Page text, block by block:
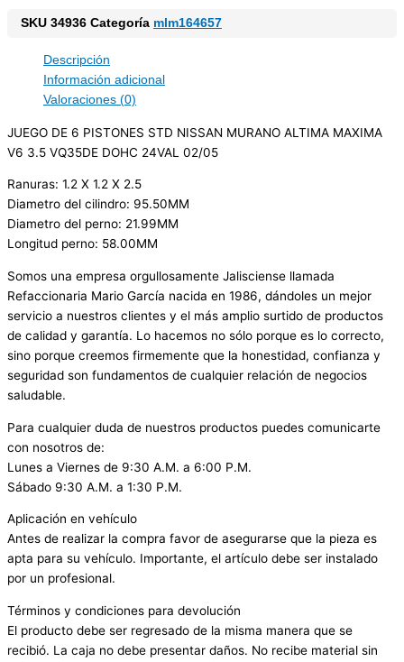
SKU 34936 Categoría mlm164657
Descripción
Información adicional
Valoraciones (0)
JUEGO DE 6 PISTONES STD NISSAN MURANO ALTIMA MAXIMA
V6 3.5 VQ35DE DOHC 24VAL 02/05
Ranuras: 1.2 X 1.2 X 2.5
Diametro del cilindro: 95.50MM
Diametro del perno: 21.99MM
Longitud perno: 58.00MM
Somos una empresa orgullosamente Jalisciense llamada
Refaccionaria Mario García nacida en 1986, dándoles un mejor
servicio a nuestros clientes y el más amplio surtido de productos
de calidad y garantía. Lo hacemos no sólo porque es lo correcto,
sino porque creemos firmemente que la honestidad, confianza y
seguridad son fundamentos de cualquier relación de negocios
saludable.
Para cualquier duda de nuestros productos puedes comunicarte
con nosotros de:
Lunes a Viernes de 9:30 A.M. a 6:00 P.M.
Sábado 9:30 A.M. a 1:30 P.M.
Aplicación en vehículo
Antes de realizar la compra favor de asegurarse que la pieza es
apta para su vehículo. Importante, el artículo debe ser instalado
por un profesional.
Términos y condiciones para devolución
El producto debe ser regresado de la misma manera que se
recibió. La caja no debe presentar daños. No recibe material sin